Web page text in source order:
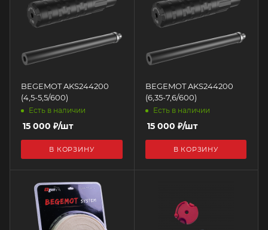
BEGEMOT AKS244200
(4,5-5,5/600)
Есть в наличии
15 000 ₽/шт
В КОРЗИНУ
BEGEMOT AKS244200
(6,35-7,6/600)
Есть в наличии
15 000 ₽/шт
В КОРЗИНУ